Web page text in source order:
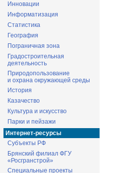
Инновации
Информатизация
Статистика
География
Пограничная зона
Градостроительная
деятельность
Природопользование
и охрана окружающей среды
История
Казачество
Культура и искусство
Парки и пейзажи
Интернет-ресурсы
Субъекты РФ
Брянский филиал ФГУ
«Росгранстрой»
Специальные проекты